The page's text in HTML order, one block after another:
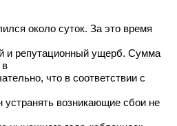
около суток. За это время
и репутационный ущерб. Сумма
в
что в соответствии с
устранять возникающие сбои не